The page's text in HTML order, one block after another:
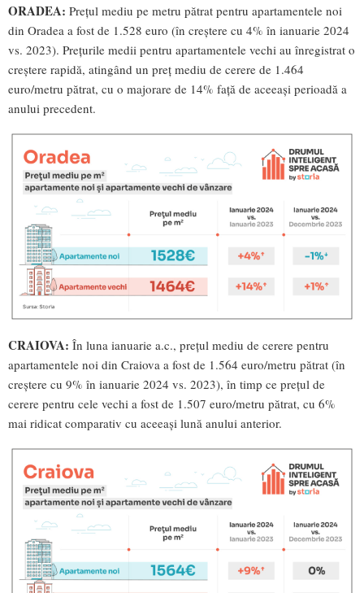
ORADEA: Prețul mediu pe metru pătrat pentru apartamentele noi
din Oradea a fost de 1.528 euro (în creștere cu 4% în ianuarie 2024
vs. 2023). Prețurile medii pentru apartamentele vechi au înregistrat o
creștere rapidă, atingând un preț mediu de cerere de 1.464
euro/metru pătrat, cu o majorare de 14% față de aceeași perioadă a
anului precedent.
CRAIOVA: În luna ianuarie a.c., prețul mediu de cerere pentru
apartamentele noi din Craiova a fost de 1.564 euro/metru pătrat (în
creștere cu 9% în ianuarie 2024 vs. 2023), în timp ce prețul de
cerere pentru cele vechi a fost de 1.507 euro/metru pătrat, cu 6%
mai ridicat comparativ cu aceeași lună anului anterior.